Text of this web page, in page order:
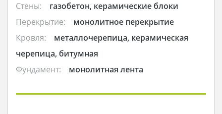
Стены:
газобетон, керамические блоки
Перекрытие:
монолитное перекрытие
Кровля:
металлочерепица, керамическая
черепица, битумная
Фундамент:
монолитная лента